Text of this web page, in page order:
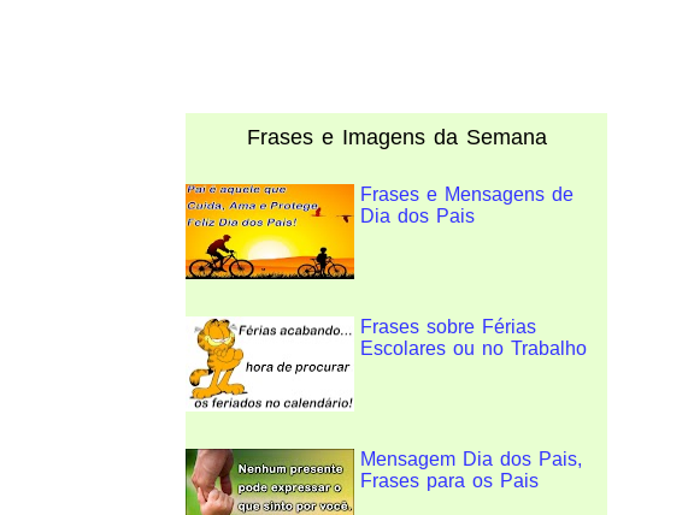
Frases e Imagens da Semana
Frases e Mensagens de
Dia dos Pais
Frases sobre Férias
Escolares ou no Trabalho
Mensagem Dia dos Pais,
Frases para os Pais